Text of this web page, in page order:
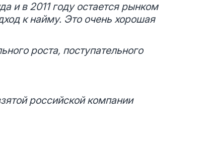
и в 2011 году остается рынком
к найму. Это очень хорошая
роста, поступательного
российской компании